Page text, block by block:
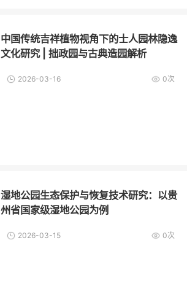
中国传统吉祥植物视角下的士人园林隐逸
文化研究 | 拙政园与古典造园解析
0次
2026-03-16
湿地公园生态保护与恢复技术研究：以贵
州省国家级湿地公园为例
0次
2026-03-15